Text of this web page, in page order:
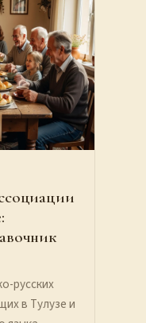
русских
в Тулузе и